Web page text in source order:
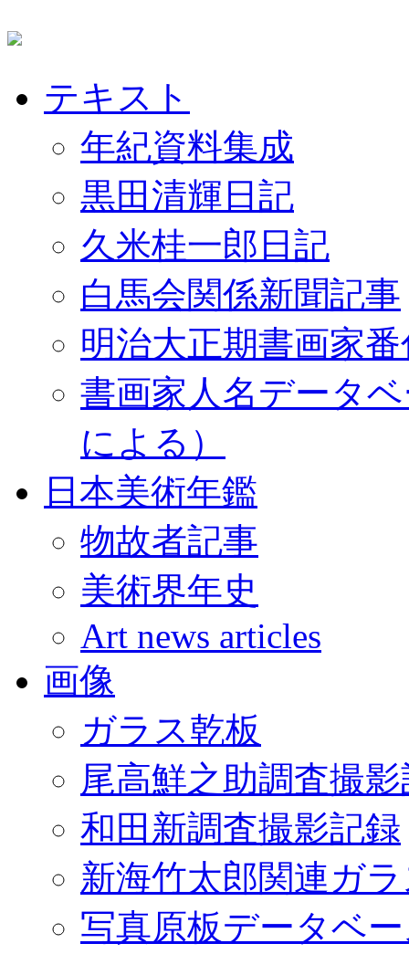
テキスト
年紀資料集成
黒田清輝日記
久米桂一郎日記
白馬会関係新聞記事
明治大正期書画家
書画家人名データ
による）
日本美術年鑑
物故者記事
美術界年史
Art news articles
画像
ガラス乾板
尾高鮮之助調査撮
和田新調査撮影記録
新海竹太郎関連ガ
写真原板データベ